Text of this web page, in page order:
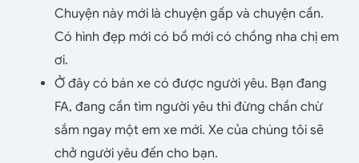
Chuyện này mới là chuyện gấp và chuyện cần.
Có hình đẹp mới có bồ mới có chồng nha chị em
ơi.
Ở đây có bán xe có được người yêu. Bạn đang
FA, đang cần tìm người yêu thì đừng chần chừ
sắm ngay một em xe mới. Xe của chúng tôi sẽ
chở người yêu đến cho bạn.